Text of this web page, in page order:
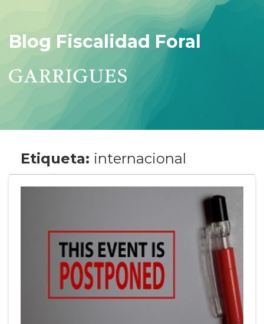
Blog Fiscalidad Foral
Etiqueta: internacional